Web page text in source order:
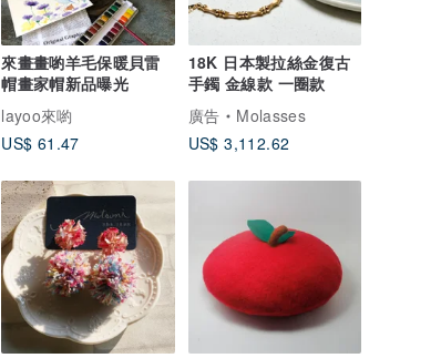
來畫畫喲羊毛保暖貝雷
帽畫家帽新品曝光
layoo來喲
US$ 61.47
18K 日本製拉絲金復古
手鐲 金線款 一圈款
廣告
Molasses
US$ 3,112.62